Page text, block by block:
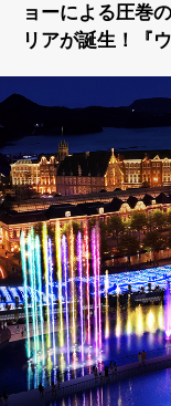
ョーによる圧巻
リアが誕生！『